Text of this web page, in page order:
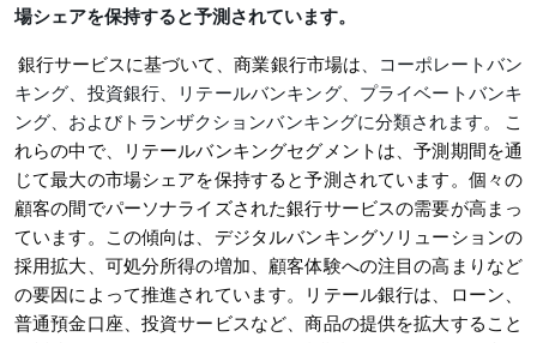
場シェアを保持すると予測されています。
銀行サービスに基づいて、商業銀行市場は 、コーポレートバン
キング、投資銀行、リテールバンキング、プライベートバンキ
ング、およびトランザクションバンキングに分類されます。
こ
れらの中で、リテールバンキングセグメントは、予測期間を通
じて最大の市場シェアを保持すると予測されています。個々の
顧客の間でパーソナライズされた銀行サービスの需要が高まっ
ています。この傾向は、デジタルバンキングソリューションの
採用拡大、可処分所得の増加、顧客体験への注目の高まりなど
の要因によって推進されています。リテール銀行は、ローン、
普通預金口座、投資サービスなど、商品の提供を拡大すること